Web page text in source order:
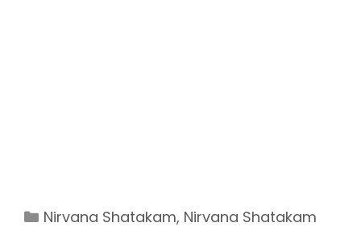
Categories
Nirvana Shatakam, Nirvana Shatakam